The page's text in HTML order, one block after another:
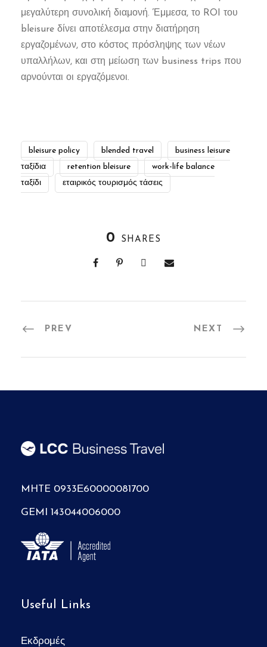
μεγαλύτερη συνολική διαμονή. Έμμεσα, το ROI του
bleisure δίνει αποτέλεσμα στην διατήρηση
εργαζομένων, στο κόστος πρόσληψης των νέων
υπαλλήλων, και στη μείωση των business trips που
αρνούνται οι εργαζόμενοι.
bleisure policy blended travel
business leisure
ταξίδια
retention bleisure
work-life balance
ταξίδι
εταιρικός τουρισμός τάσεις
0 SHARES
PREV NEXT
MHTE 0933Ε60000081700
GEMI 143044006000
Useful Links
Εκδρομές